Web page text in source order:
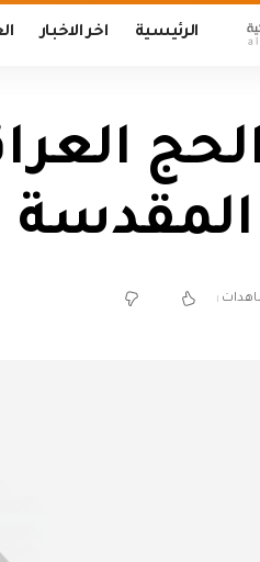
الرئيسية اخر الاخبار
المقدسة